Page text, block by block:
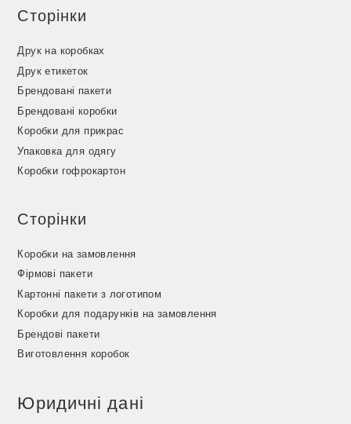
Сторінки
Друк на коробках
Друк етикеток
Брендовані пакети
Брендовані коробки
Коробки для прикрас
Упаковка для одягу
Коробки гофрокартон
Сторінки
Коробки на замовлення
Фірмові пакети
Картонні пакети з логотипом
Коробки для подарунків на замовлення
Брендові пакети
Виготовлення коробок
Юридичні дані